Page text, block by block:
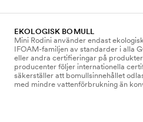
EKOLOGISK BOMULL
Mini Rodini använder endast
IFOAM-familjen av standarder i alla
eller andra certifieringar på
producenter följer internationella
säkerställer att bomullsinnehållet
med mindre vattenförbrukning än